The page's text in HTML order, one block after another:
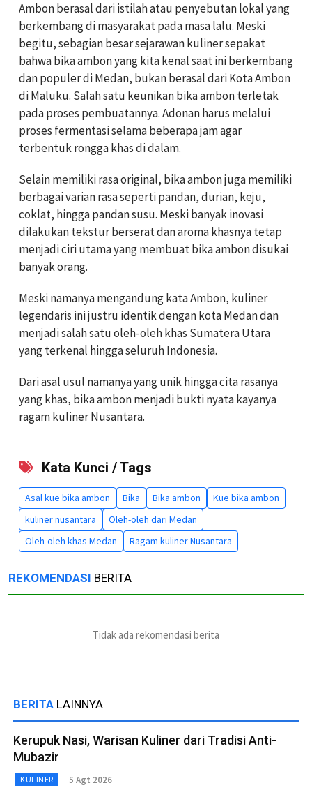
Ambon berasal dari istilah atau penyebutan lokal yang
berkembang di masyarakat pada masa lalu. Meski
begitu, sebagian besar sejarawan kuliner sepakat
bahwa bika ambon yang kita kenal saat ini berkembang
dan populer di Medan, bukan berasal dari Kota Ambon
di Maluku. Salah satu keunikan bika ambon terletak
pada proses pembuatannya. Adonan harus melalui
proses fermentasi selama beberapa jam agar
terbentuk rongga khas di dalam.
Selain memiliki rasa original, bika ambon juga memiliki
berbagai varian rasa seperti pandan, durian, keju,
coklat, hingga pandan susu. Meski banyak inovasi
dilakukan tekstur berserat dan aroma khasnya tetap
menjadi ciri utama yang membuat bika ambon disukai
banyak orang.
Meski namanya mengandung kata Ambon, kuliner
legendaris ini justru identik dengan kota Medan dan
menjadi salah satu oleh-oleh khas Sumatera Utara
yang terkenal hingga seluruh Indonesia.
Dari asal usul namanya yang unik hingga cita rasanya
yang khas, bika ambon menjadi bukti nyata kayanya
ragam kuliner Nusantara.
Kata Kunci / Tags
Asal kue bika ambon Bika Bika ambon
Kue bika ambon
kuliner nusantara
Oleh-oleh dari Medan
Oleh-oleh khas Medan
Ragam kuliner Nusantara
REKOMENDASI BERITA
Tidak ada rekomendasi berita
BERITA LAINNYA
Kerupuk Nasi, Warisan Kuliner dari Tradisi Anti-
Mubazir
KULINER 5 Agt 2026